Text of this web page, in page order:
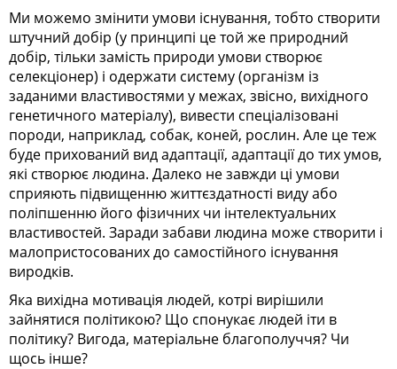
Ми можемо змінити умови існування, тобто створити
штучний добір (у принципі це той же природний
добір, тільки замість природи умови створює
селекціонер) і одержати систему (організм із
заданими властивостями у межах, звісно, вихідного
генетичного матеріалу), вивести спеціалізовані
породи, наприклад, собак, коней, рослин. Але це теж
буде прихований вид адаптації, адаптації до тих умов,
які створює людина. Далеко не завжди ці умови
сприяють підвищенню життєздатності виду або
поліпшенню його фізичних чи інтелектуальних
властивостей. Заради забави людина може створити і
малопристосованих до самостійного існування
виродків.
Яка вихідна мотивація людей, котрі вирішили
зайнятися політикою? Що спонукає людей іти в
політику? Вигода, матеріальне благополуччя? Чи
щось інше?